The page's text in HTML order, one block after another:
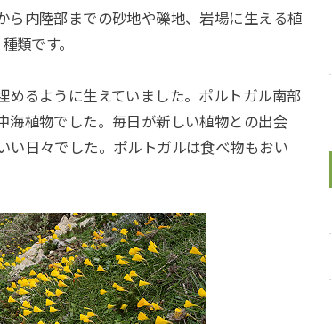
内陸部までの砂地や礫地、岩場に生える植
類です。
るように生えていました。ポルトガル南部
海植物でした。毎日が新しい植物との出会
い日々でした。ポルトガルは食べ物もおい